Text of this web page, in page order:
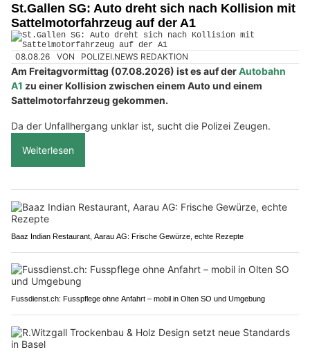
St.Gallen SG: Auto dreht sich nach Kollision mit
Sattelmotorfahrzeug auf der A1
08.08.26 VON POLIZEI.NEWS REDAKTION
Am Freitagvormittag (07.08.2026) ist es auf derAutobahn
A1 zu einer Kollision zwischen einem Auto und einem
Sattelmotorfahrzeug gekommen.
Da der Unfallhergang unklar ist, sucht die Polizei Zeugen.
Weiterlesen
Baaz Indian Restaurant, Aarau AG: Frische Gewürze, echte Rezepte
Fussdienst.ch: Fusspflege ohne Anfahrt – mobil in Olten SO und Umgebung